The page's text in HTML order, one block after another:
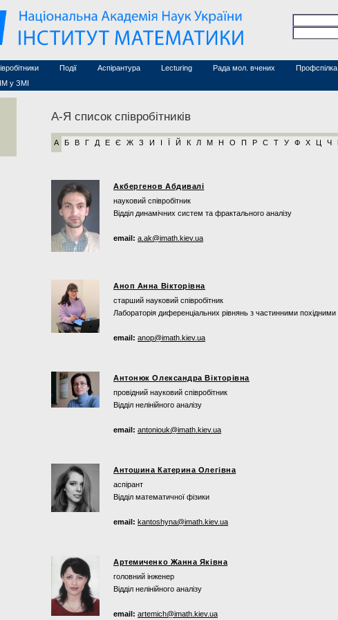
дослідники
персонал
Події
Конференції (архів)
Курси з математики
Аспірантура Lecturing Рада мол. вчених
Профспілка
ІМ у ЗМІ
А-Я список співробітників
А Б В Г Д Е Є Ж З И Й К Л М Н О П Р С Т У Ф Х Ч
Акбергенов Абдивалі
науковий співробітник
Відділ динамічних систем та фрактального аналізу
email: a.ak@imath.kiev.ua
Аноп Анна Вікторівна
старший науковий співробітник
Лабораторія диференціальних рівнянь з частинними похідними
email: anop@imath.kiev.ua
Антонюк Олександра Вікторівна
провідний науковий співробітник
Відділ нелінійного аналізу
email: antoniouk@imath.kiev.ua
Антошина Катерина Олегівна
аспірант
Відділ математичної фізики
email: kantoshyna@imath.kiev.ua
Артемиченко Жанна Яківна
головний інженер
Відділ нелінійного аналізу
email: artemich@imath.kiev.ua